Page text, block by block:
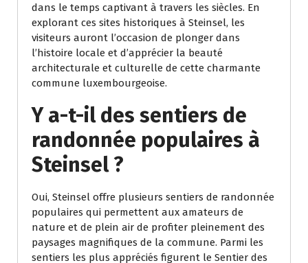
dans le temps captivant à travers les siècles. En
explorant ces sites historiques à Steinsel, les
visiteurs auront l’occasion de plonger dans
l’histoire locale et d’apprécier la beauté
architecturale et culturelle de cette charmante
commune luxembourgeoise.
Y a-t-il des sentiers de
randonnée populaires à
Steinsel ?
Oui, Steinsel offre plusieurs sentiers de randonnée
populaires qui permettent aux amateurs de
nature et de plein air de profiter pleinement des
paysages magnifiques de la commune. Parmi les
sentiers les plus appréciés figurent le Sentier des